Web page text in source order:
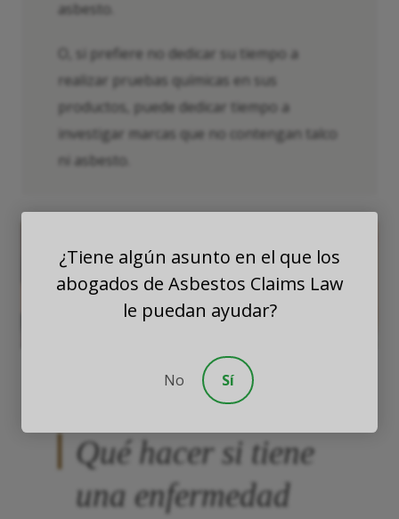
asbesto.
O, si prefiere no dedicar su tiempo a
realizar pruebas químicas en sus
productos, puede dedicar tiempo a
investigar marcas que no contengan talco
ni asbesto.
Qué hacer si tiene
una enfermedad
¿Tiene algún asunto en el que los
abogados de Asbestos Claims Law
le puedan ayudar?
No Sí